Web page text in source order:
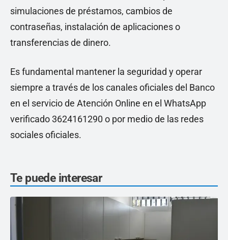
simulaciones de préstamos, cambios de
contraseñas, instalación de aplicaciones o
transferencias de dinero.
Es fundamental mantener la seguridad y operar
siempre a través de los canales oficiales del Banco
en el servicio de Atención Online en el WhatsApp
verificado 3624161290 o por medio de las redes
sociales oficiales.
Te puede interesar